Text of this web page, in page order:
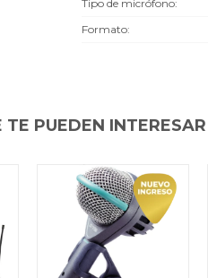
Tipo de micrófono
Formato
PUEDEN INTERESAR